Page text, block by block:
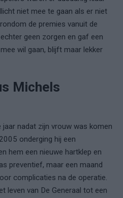
niet mee te gaan als er niet
de premies vanuit de
geen zorgen en gaf een
wil gaan, blijft maar lekker
Michels
nadat zijn vrouw was komen
onderging hij een
hem een nieuwe hartklep en
preventief, maar een maand
complicaties na de operatie.
leven van De Generaal tot een